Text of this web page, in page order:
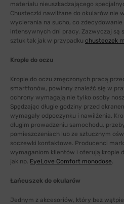
materiału nieuszkadzającego
Chusteczki nawilżane do okularów nie
wycierania na sucho, co
intensywnych dni pracy. Zazwyczaj są
sztuk tak jak w przypadku chusteczek
Krople do oczu
Krople do oczu zmęczonych pracą
smartfonów, powinny znaleźć się w
ochrony wymagają nie tylko osoby
Spędzając długie godziny przed
wymagały odpoczynku i nawilżenia.
długim prowadzeniu samochodu,
pomieszczeniach lub ze sztucznym
soczewki kontaktowe. Producenci
wymaganiom klientów i oferują krople
jak np. EyeLove Comfort monodose.
Łańcuszek do okularów
Jednym z akcesoriów, który bez